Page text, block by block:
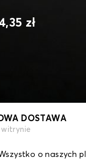
zł
DOSTAWA
witrynie
o naszych